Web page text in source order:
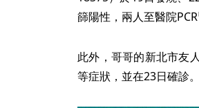
篩陽性，兩人至醫院
此外，哥哥的新北市友
等症狀，並在23日確診。